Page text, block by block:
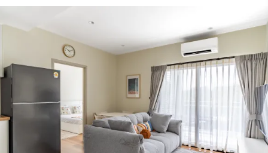
Объект в управлении VillaCarte